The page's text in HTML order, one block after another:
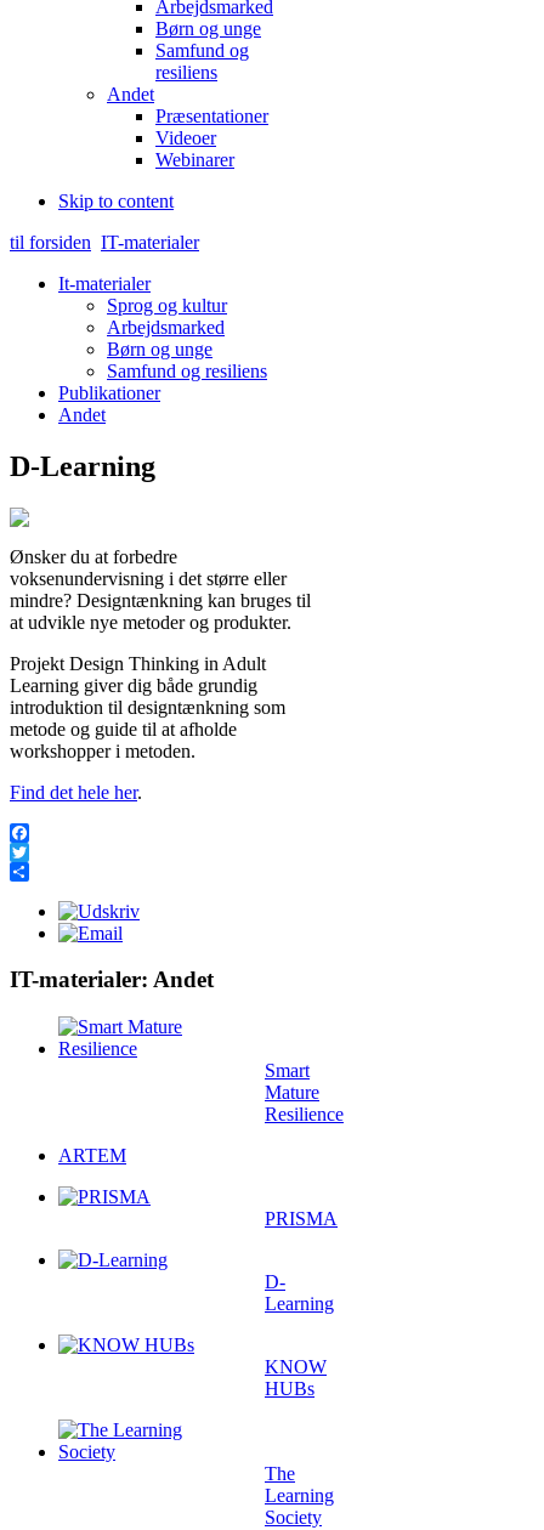
Arbejdsmarked
Børn og unge
Samfund og
resiliens
Andet
Præsentationer
Videoer
Webinarer
Skip to content
til forsiden IT-materialer
It-materialer
Sprog og kultur
Arbejdsmarked
Børn og unge
Samfund og resiliens
Publikationer
Andet
D-Learning
Ønsker du at forbedre
voksenundervisning i det større eller
mindre? Designtænkning kan bruges til
at udvikle nye metoder og produkter.
Projekt Design Thinking in Adult
Learning giver dig både grundig
introduktion til designtænkning som
metode og guide til at afholde
workshopper i metoden.
Find det hele her.
Facebook
Twitter
IT-materialer: Andet
Smart
Mature
Resilience
ARTEM
PRISMA
D-
Learning
KNOW
HUBs
The
Learning
Society